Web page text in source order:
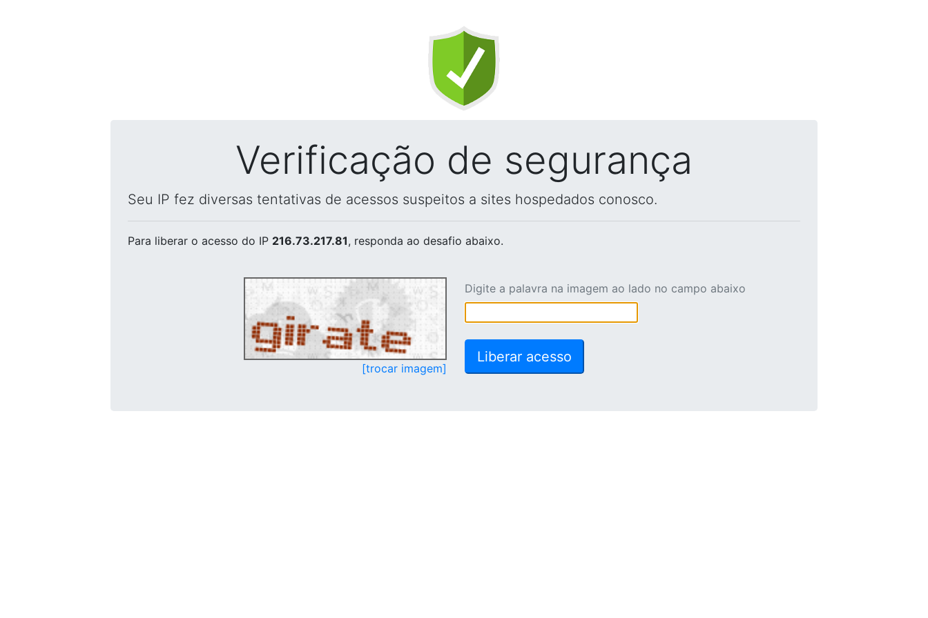
Verificação de segurança
Seu IP fez diversas tentativas de acessos suspeitos a sites hospedados conosco.
Para liberar o acesso do IP 216.73.217.81, responda ao desafio abaixo.
[trocar imagem]
Digite a palavra na imagem ao lado no campo abaixo